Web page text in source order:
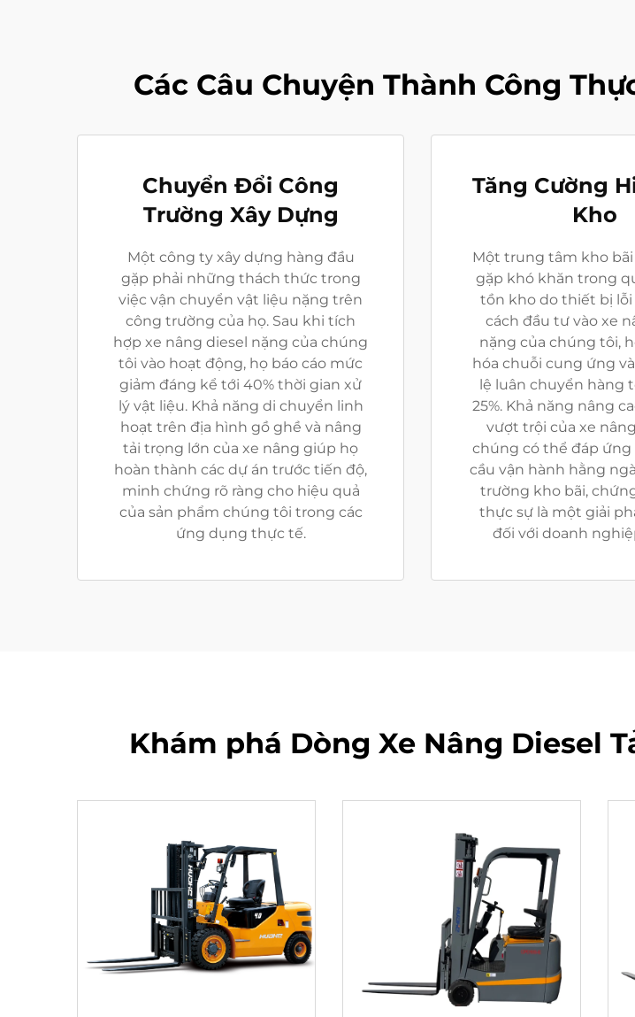
Các Câu Chuyện Thành Công
Chuyển Đổi Công
Trường Xây Dựng
Một công ty xây dựng hàng đầu
gặp phải những thách thức trong
việc vận chuyển vật liệu nặng trên
công trường của họ. Sau khi tích
hợp xe nâng diesel nặng của chúng
tôi vào hoạt động, họ báo cáo mức
giảm đáng kể tới 40% thời gian xử
lý vật liệu. Khả năng di chuyển linh
hoạt trên địa hình gồ ghề và nâng
tải trọng lớn của xe nâng giúp họ
hoàn thành các dự án trước tiến độ,
minh chứng rõ ràng cho hiệu quả
của sản phẩm chúng tôi trong các
ứng dụng thực tế.
Tăng Cường
Kho
Một trung tâm kho
gặp khó khăn trong
tồn kho do thiết bị lỗi
cách đầu tư vào xe
nặng của chúng tôi,
hóa chuỗi cung ứng
lệ luân chuyển hàng
25%. Khả năng nâng
vượt trội của xe
chúng có thể đáp ứng
cầu vận hành hằng
trường kho bãi,
thực sự là một giải
đối với doanh
Khám phá Dòng Xe Nâng Diesel